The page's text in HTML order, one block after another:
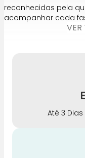
reconhecidas pela
acompanhar cada
VER
Até 3